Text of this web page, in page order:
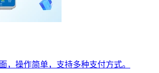
，操作简单，支持多种支付方式。